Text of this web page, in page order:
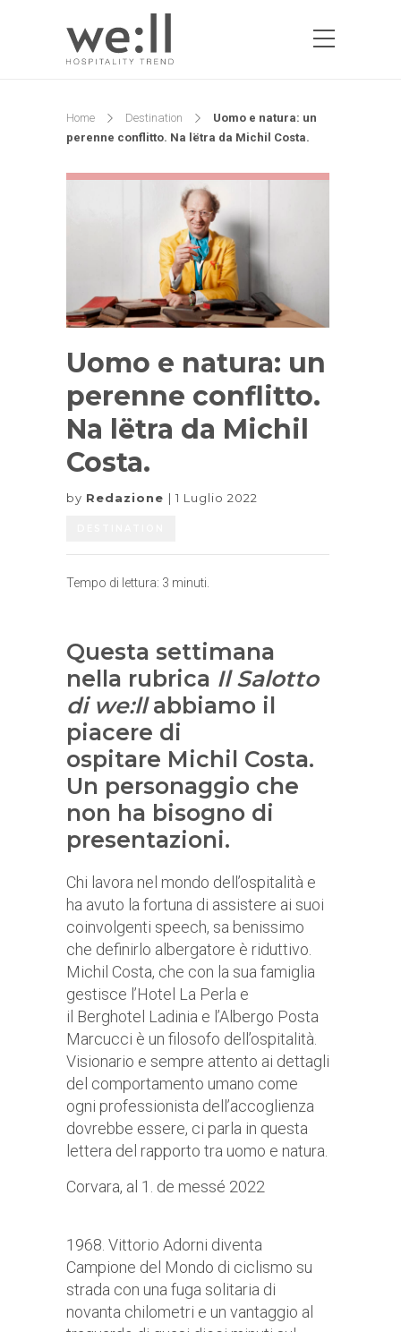
Home Destination
Uomo e natura: un
perenne conflitto. Na lëtra da Michil Costa.
Uomo e natura: un
perenne conflitto.
Na lëtra da Michil
Costa.
by Redazione 1 Luglio 2022
Tempo di lettura: 3 minuti.
Questa settimana
nella rubrica Il Salotto
di we:llabbiamo il
piacere di
ospitare Michil Costa.
Un personaggio che
non ha bisogno di
presentazioni.
Chi lavora nel mondo dell’ospitalità e
ha avuto la fortuna di assistere ai suoi
coinvolgenti speech, sa benissimo
che definirlo albergatore è riduttivo.
Michil Costa, che con la sua famiglia
gestisce l’Hotel La Perla e
il Berghotel Ladinia e l’Albergo Posta
Marcucci è un filosofo dell’ospitalità.
Visionario e sempre attento ai dettagli
del comportamento umano come
ogni professionista dell’accoglienza
dovrebbe essere, ci parla in questa
lettera del rapporto tra uomo e natura.
Corvara, al 1. de messé 2022
1968. Vittorio Adorni diventa
Campione del Mondo di ciclismo su
strada con una fuga solitaria di
novanta chilometri e un vantaggio al